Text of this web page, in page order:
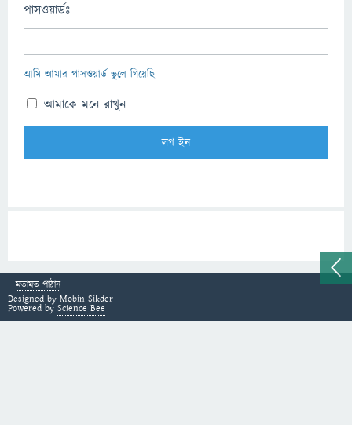
পাসওয়ার্ডঃ
আমি আমার পাসওয়ার্ড ভুলে গিয়েছি
আমাকে মনে রাখুন
মতামত পাঠান
Designed by Mobin Sikder
Powered by Science Bee